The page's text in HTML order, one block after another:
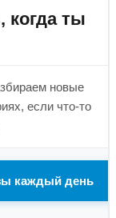
когда ты
новые
если что-то
каждый день